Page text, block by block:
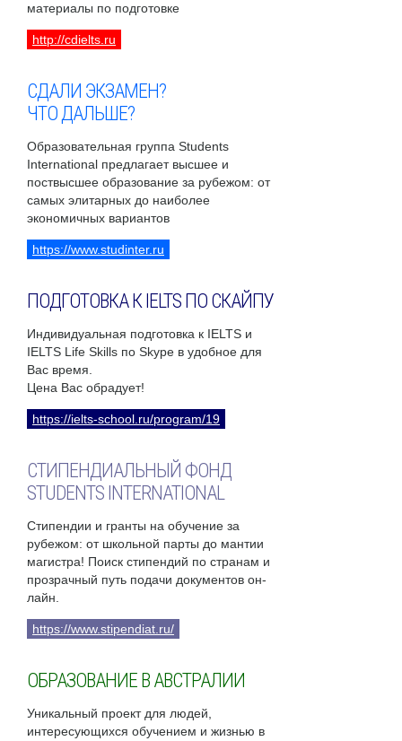
материалы по подготовке
http://cdielts.ru
СДАЛИ ЭКЗАМЕН?
ЧТО ДАЛЬШЕ?
Образовательная группа Students
International предлагает высшее и
поствысшее образование за рубежом: от
самых элитарных до наиболее
экономичных вариантов
https://www.studinter.ru
ПОДГОТОВКА К IELTS ПО СКАЙПУ
Индивидуальная подготовка к IELTS и
IELTS Life Skills по Skype в удобное для
Вас время.
Цена Вас обрадует!
https://ielts-school.ru/program/19
СТИПЕНДИАЛЬНЫЙ ФОНД
STUDENTS INTERNATIONAL
Стипендии и гранты на обучение за
рубежом: от школьной парты до мантии
магистра! Поиск стипендий по странам и
прозрачный путь подачи документов он-
лайн.
https://www.stipendiat.ru/
ОБРАЗОВАНИЕ В АВСТРАЛИИ
Уникальный проект для людей,
интересующихся обучением и жизнью в